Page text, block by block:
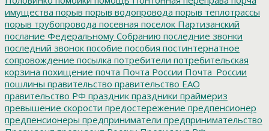
имущества порыв порыв водопровода порыв теплотрассы
порыв трубопровода посевная поселок Партизанский
послание Федеральному Собранию последние звонки
последний звонок пособие пособия постинтернатное
сопровождение посылка потребители потребительская
корзина похищение почта Почта России Почта_России
пошлины правительство правительство ЕАО
правительство РФ праздник праздники праймериз
превышение скорости предостережение предпенсионер
предпенсионеры предприниматели предпринимательство